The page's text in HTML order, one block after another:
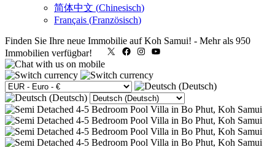
简体中文 (Chinesisch)
Français (Französisch)
Finden Sie Ihre neue Immobilie auf Koh Samui! - Mehr als 950
Immobilien verfügbar!
X FacebookInstagram